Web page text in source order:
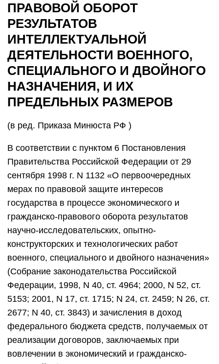
ПРАВОВОЙ ОБОРОТ
РЕЗУЛЬТАТОВ
ИНТЕЛЛЕКТУАЛЬНОЙ
ДЕЯТЕЛЬНОСТИ ВОЕННОГО,
СПЕЦИАЛЬНОГО И ДВОЙНОГО
НАЗНАЧЕНИЯ, И ИХ
ПРЕДЕЛЬНЫХ РАЗМЕРОВ
(в ред. Приказа Минюста РФ )
В соответствии с пунктом 6 Постановления
Правительства Российской Федерации от 29
сентября 1998 г. N 1132 «О первоочередных
мерах по правовой защите интересов
государства в процессе экономического и
гражданско-правового оборота результатов
научно-исследовательских, опытно-
конструкторских и технологических работ
военного, специального и двойного назначения»
(Собрание законодательства Российской
Федерации, 1998, N 40, ст. 4964; 2000, N 52, ст.
5153; 2001, N 17, ст. 1715; N 24, ст. 2459; N 26, ст.
2677; N 40, ст. 3843) и зачисления в доход
федерального бюджета средств, получаемых от
реализации договоров, заключаемых при
вовлечении в экономический и гражданско-